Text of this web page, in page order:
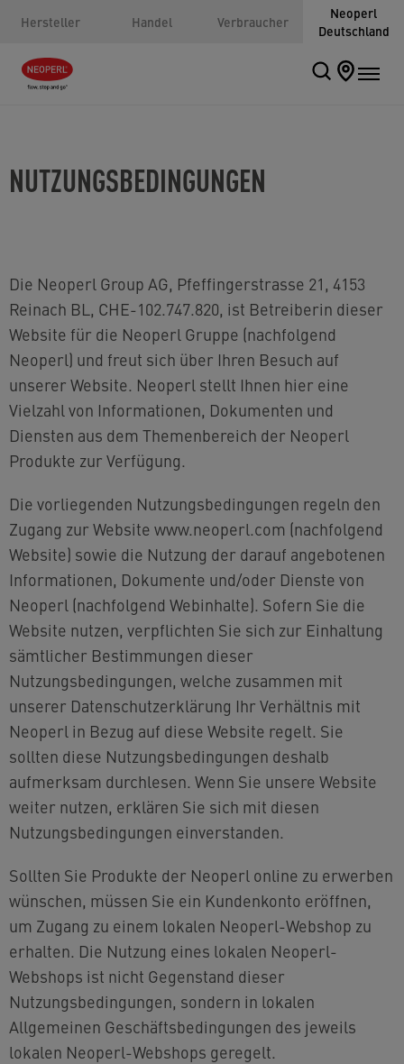
Hersteller Handel Verbraucher
Neoperl
Deutschland
NUTZUNGSBEDINGUNGEN
Die Neoperl Group AG, Pfeffingerstrasse 21, 4153
Reinach BL, CHE-102.747.820, ist Betreiberin dieser
Website für die Neoperl Gruppe (nachfolgend
Neoperl) und freut sich über Ihren Besuch auf
unserer Website. Neoperl stellt Ihnen hier eine
Vielzahl von Informationen, Dokumenten und
Diensten aus dem Themenbereich der Neoperl
Produkte zur Verfügung.
Die vorliegenden Nutzungsbedingungen regeln den
Zugang zur Website www.neoperl.com (nachfolgend
Website) sowie die Nutzung der darauf angebotenen
Informationen, Dokumente und/oder Dienste von
Neoperl (nachfolgend Webinhalte). Sofern Sie die
Website nutzen, verpflichten Sie sich zur Einhaltung
sämtlicher Bestimmungen dieser
Nutzungsbedingungen, welche zusammen mit
unserer Datenschutzerklärung Ihr Verhältnis mit
Neoperl in Bezug auf diese Website regelt. Sie
sollten diese Nutzungsbedingungen deshalb
aufmerksam durchlesen. Wenn Sie unsere Website
weiter nutzen, erklären Sie sich mit diesen
Nutzungsbedingungen einverstanden.
Sollten Sie Produkte der Neoperl online zu erwerben
wünschen, müssen Sie ein Kundenkonto eröffnen,
um Zugang zu einem lokalen Neoperl-Webshop zu
erhalten. Die Nutzung eines lokalen Neoperl-
Webshops ist nicht Gegenstand dieser
Nutzungsbedingungen, sondern in lokalen
Allgemeinen Geschäftsbedingungen des jeweils
lokalen Neoperl-Webshops geregelt.